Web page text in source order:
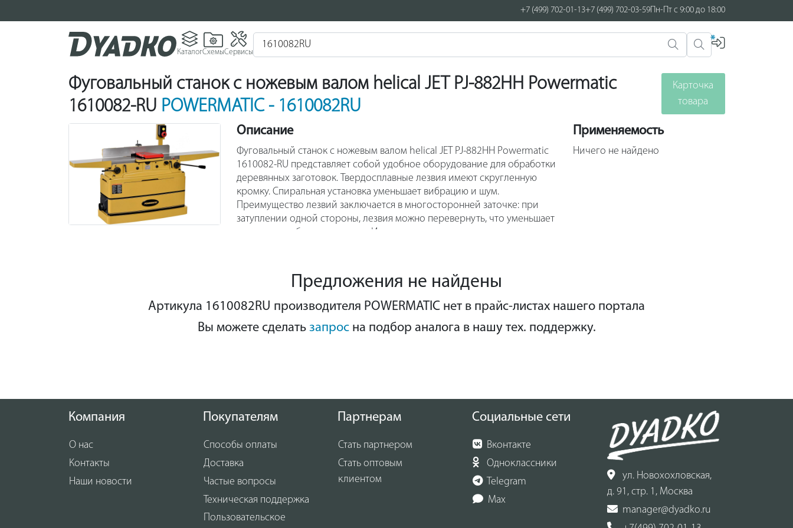
+7 (499) 702-01-13+7 (499) 702-03-59Пн-Пт с 9:00 до 18:00
КаталогСхемыСервисы
*
Фуговальный станок с ножевым валом helical JET PJ-882HH Powermatic
1610082-RU POWERMATIC - 1610082RU
Карточка
товара
Описание
Фуговальный станок с ножевым валом helical JET PJ-882HH Powermatic
1610082-RU представляет собой удобное оборудование для обработки
деревянных заготовок. Твердосплавные лезвия имеют скругленную
кромку. Спиральная установка уменьшает вибрацию и шум.
Преимущество лезвий заключается в многосторонней заточке: при
затуплении одной стороны, лезвия можно перевернуть, что уменьшает
частоту приобретения новых. Имеется возможность отрегулировать
Применяемость
Ничего не найдено
Предложения не найдены
Артикула 1610082RU производителя POWERMATIC нет в прайс-листах нашего портала
Вы можете сделать запросна подбор аналога в нашу тех. поддержку.
Компания
О нас
Контакты
Наши новости
Покупателям
Способы оплаты
Доставка
Частые вопросы
Техническая поддержка
Пользовательское
Партнерам
Стать партнером
Стать оптовым
клиентом
Социальные сети
Вконтакте
Одноклассники
Telegram
Max
ул. Новохохловская,
д. 91, стр. 1, Москва
manager@dyadko.ru